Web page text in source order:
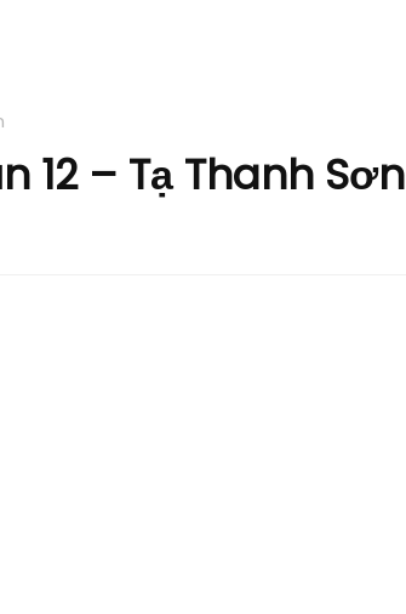
12 – Tạ Thanh Sơn